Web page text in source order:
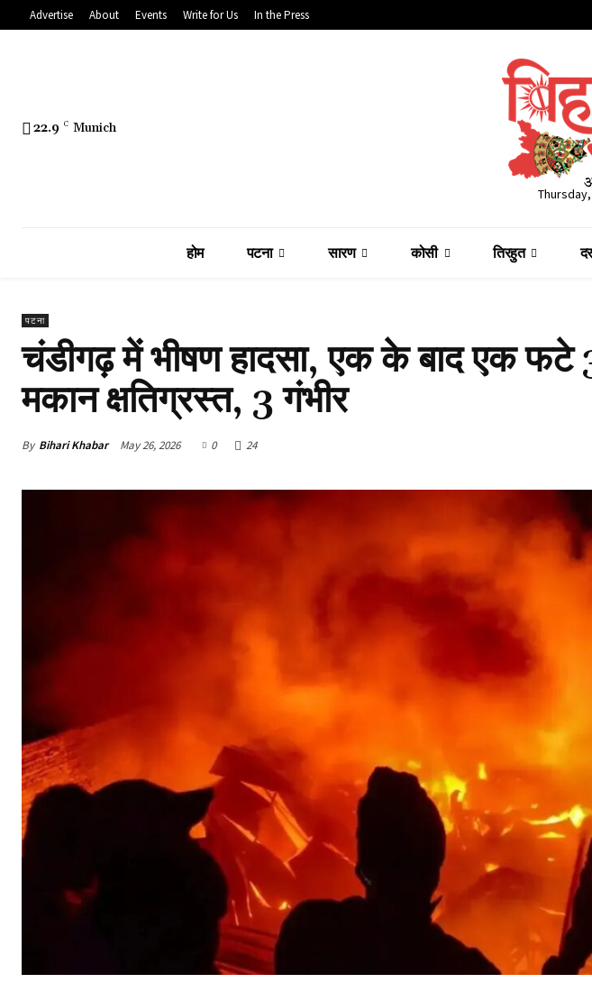
Advertise About Events Write for Us In the Press
22.9 C Munich
होम पटना सारण कोसी तिरहुत
पटना
चंडीगढ़ में भीषण हादसा, एक के बाद एक फटे
मकान क्षतिग्रस्त, 3 गंभीर
By Bihari Khabar May 26, 2026 0 24